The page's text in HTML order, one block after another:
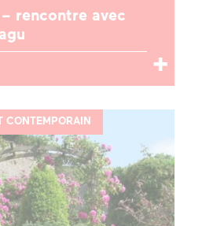
rencontre avec
CONTEMPORAIN